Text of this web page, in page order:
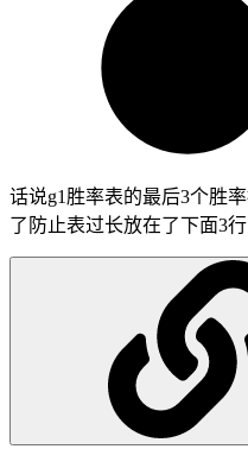
话说g1胜率表的最后3个胜
了防止表过长放在了下面3